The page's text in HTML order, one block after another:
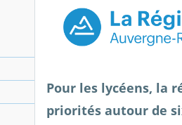
Pour les lycéens, la
priorités autour de